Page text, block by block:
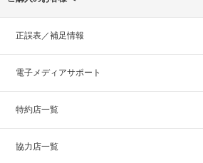
正誤表／補足情報
電子メディアサポート
特約店一覧
協力店一覧